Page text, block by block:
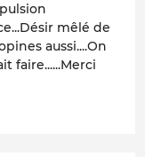
mêlé de
aussi....On
faire......Merci